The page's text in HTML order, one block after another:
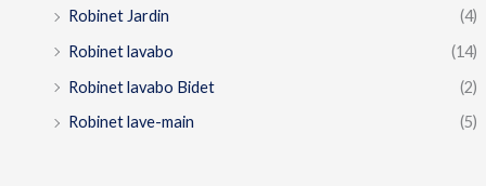
Robinet Jardin
(4)
Robinet lavabo
(14)
Robinet lavabo Bidet
(2)
Robinet lave-main
(5)